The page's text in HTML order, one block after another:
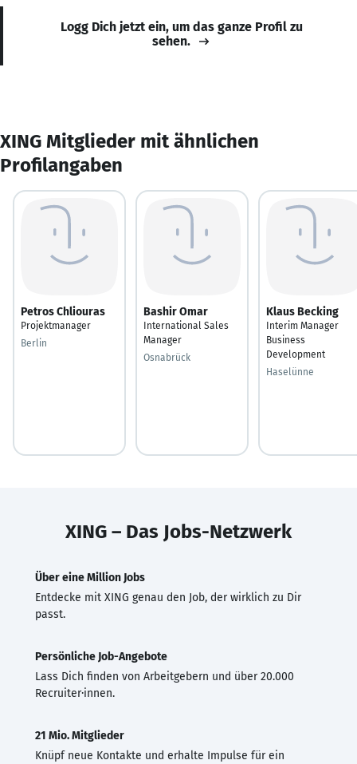
Logg Dich jetzt ein, um das ganze Profil zu
sehen.
XING Mitglieder mit ähnlichen
Profilangaben
Petros Chliouras
Projektmanager
Berlin
Bashir Omar
International Sales
Manager
Osnabrück
Klaus Becking
Interim Manager
Business
Development
Haselünne
XING – Das Jobs-Netzwerk
Über eine Million Jobs
Entdecke mit XING genau den Job, der wirklich zu Dir
passt.
Persönliche Job-Angebote
Lass Dich finden von Arbeitgebern und über 20.000
Recruiter·innen.
21 Mio. Mitglieder
Knüpf neue Kontakte und erhalte Impulse für ein